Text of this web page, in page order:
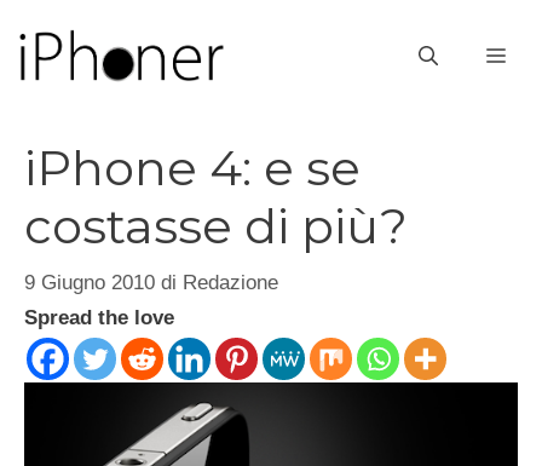
contenuto
iPhone 4: e se
costasse di più?
9 Giugno 2010 di Redazione
Spread the love